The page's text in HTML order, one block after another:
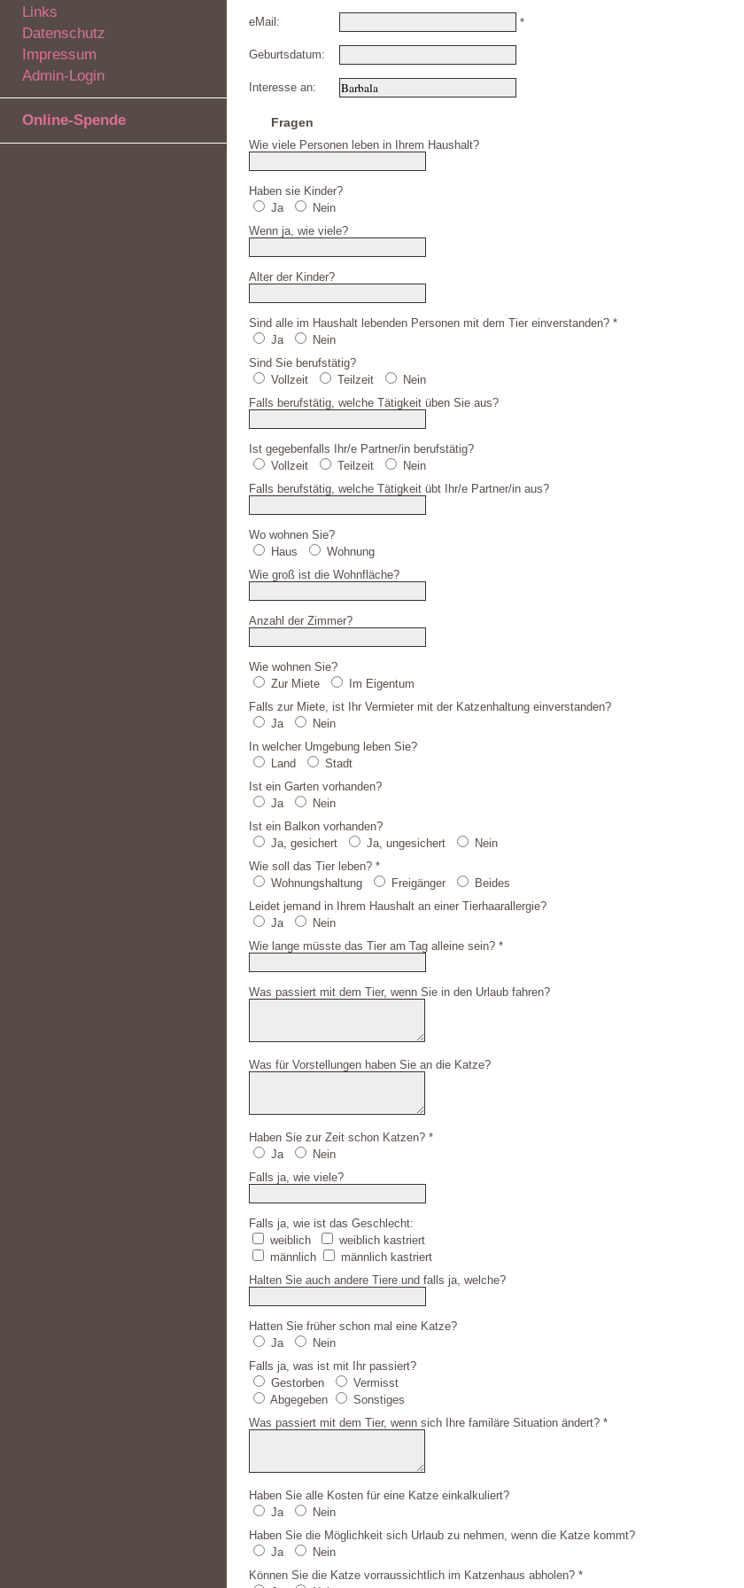
Links
Datenschutz
Impressum
Admin-Login
Online-Spende
eMail: *
Geburtsdatum:
Interesse an:
Fragen
Wie viele Personen leben in Ihrem Haushalt?
Haben sie Kinder?
Ja
Nein
Wenn ja, wie viele?
Alter der Kinder?
Sind alle im Haushalt lebenden Personen mit dem Tier einverstanden? *
Ja
Nein
Sind Sie berufstätig?
Vollzeit
Teilzeit
Nein
Falls berufstätig, welche Tätigkeit üben Sie aus?
Ist gegebenfalls Ihr/e Partner/in berufstätig?
Vollzeit
Teilzeit
Nein
Falls berufstätig, welche Tätigkeit übt Ihr/e Partner/in aus?
Wo wohnen Sie?
Haus
Wohnung
Wie groß ist die Wohnfläche?
Anzahl der Zimmer?
Wie wohnen Sie?
Zur Miete
Im Eigentum
Falls zur Miete, ist Ihr Vermieter mit der Katzenhaltung einverstanden?
Ja
Nein
In welcher Umgebung leben Sie?
Land
Stadt
Ist ein Garten vorhanden?
Ja
Nein
Ist ein Balkon vorhanden?
Ja, gesichert
Ja, ungesichert
Nein
Wie soll das Tier leben? *
Wohnungshaltung
Freigänger
Beides
Leidet jemand in Ihrem Haushalt an einer Tierhaarallergie?
Ja
Nein
Wie lange müsste das Tier am Tag alleine sein? *
Was passiert mit dem Tier, wenn Sie in den Urlaub fahren?
Was für Vorstellungen haben Sie an die Katze?
Haben Sie zur Zeit schon Katzen? *
Ja
Nein
Falls ja, wie viele?
Falls ja, wie ist das Geschlecht:
weiblich
weiblich kastriert
männlich
männlich kastriert
Halten Sie auch andere Tiere und falls ja, welche?
Hatten Sie früher schon mal eine Katze?
Ja
Nein
Falls ja, was ist mit Ihr passiert?
Gestorben
Vermisst
Abgegeben
Sonstiges
Was passiert mit dem Tier, wenn sich Ihre familäre Situation ändert? *
Haben Sie alle Kosten für eine Katze einkalkuliert?
Ja
Nein
Haben Sie die Möglichkeit sich Urlaub zu nehmen, wenn die Katze kommt?
Ja
Nein
Können Sie die Katze vorraussichtlich im Katzenhaus abholen? *